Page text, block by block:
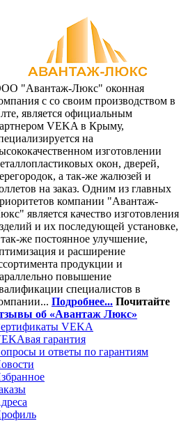
"Авантаж-Люкс" оконная
с со своим производством в
является официальным
VEKA в Крыму,
на
изготовлении
окон, дверей,
а так-же жалюзей и
на заказ. Одним из главных
компании "Авантаж-
является качество изготовления
и их последующей установке,
же постоянное улучшение,
и расширение
продукции и
повышение
специалистов в
Подробнее... Почитайте
об «Авантаж Люкс»
VEKA
гарантия
и ответы по гарантиям